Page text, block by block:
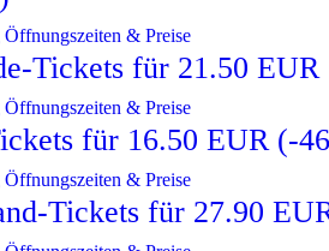
Öffnungszeiten & Preise
Tickets für 21.50
Öffnungszeiten & Preise
für 16.50 EUR (-
Öffnungszeiten & Preise
Tickets für 27.90